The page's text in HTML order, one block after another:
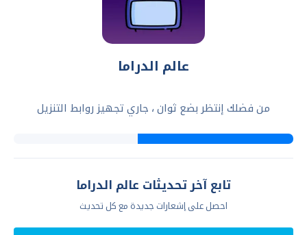
عالم الدراما
من فضلك إنتظر بضع ثوان ، جاري تجهيز روابط التنزيل
تابع آخر تحديثات عالم الدراما
احصل على إشعارات جديدة مع كل تحديث